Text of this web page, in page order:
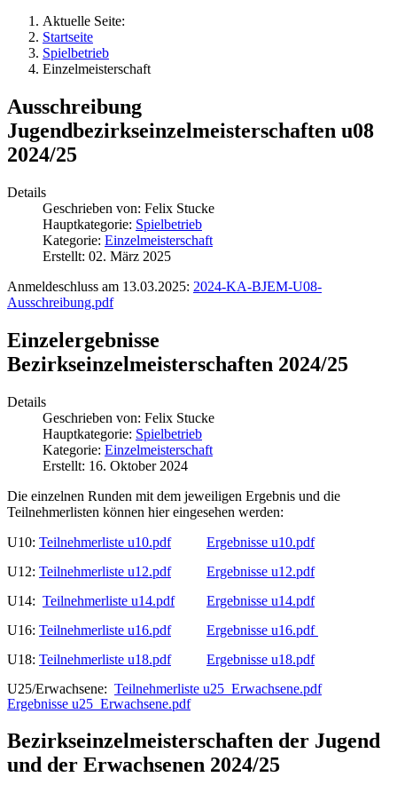
Aktuelle Seite:
Startseite
Spielbetrieb
Einzelmeisterschaft
Ausschreibung
Jugendbezirkseinzelmeisterschaften u08
2024/25
Details
Geschrieben von: Felix Stucke
Hauptkategorie: Spielbetrieb
Kategorie: Einzelmeisterschaft
Erstellt: 02. März 2025
Anmeldeschluss am 13.03.2025: 2024-KA-BJEM-U08-
Ausschreibung.pdf
Einzelergebnisse
Bezirkseinzelmeisterschaften 2024/25
Details
Geschrieben von: Felix Stucke
Hauptkategorie: Spielbetrieb
Kategorie: Einzelmeisterschaft
Erstellt: 16. Oktober 2024
Die einzelnen Runden mit dem jeweiligen Ergebnis und die
Teilnehmerlisten können hier eingesehen werden:
U10: Teilnehmerliste u10.pdf
Ergebnisse u10.pdf
U12: Teilnehmerliste u12.pdf
Ergebnisse u12.pdf
U14: Teilnehmerliste u14.pdf
Ergebnisse u14.pdf
U16: Teilnehmerliste u16.pdf
Ergebnisse u16.pdf
U18: Teilnehmerliste u18.pdf
Ergebnisse u18.pdf
U25/Erwachsene: Teilnehmerliste u25_Erwachsene.pdf
Ergebnisse u25_Erwachsene.pdf
Bezirkseinzelmeisterschaften der Jugend
und der Erwachsenen 2024/25